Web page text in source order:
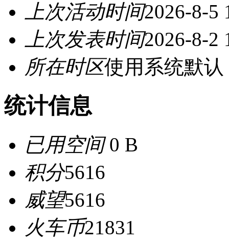
上次活动时间2026-8-5
上次发表时间2026-8-2
所在时区使用系统默认
统计信息
已用空间0 B
积分5616
威望5616
火车币21831